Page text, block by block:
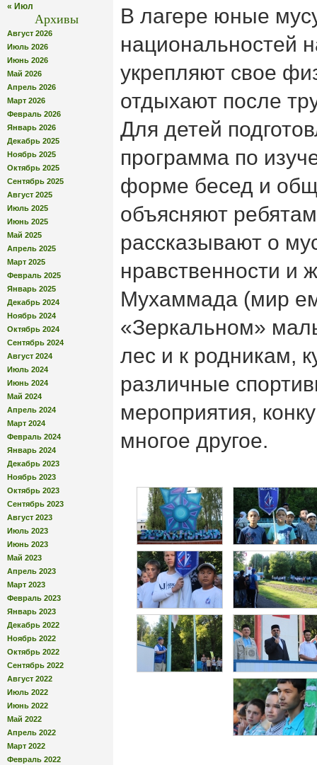
« Июл
Архивы
Август 2026
Июль 2026
Июнь 2026
Май 2026
Апрель 2026
Март 2026
Февраль 2026
Январь 2026
Декабрь 2025
Ноябрь 2025
Октябрь 2025
Сентябрь 2025
Август 2025
Июль 2025
Июнь 2025
Май 2025
Апрель 2025
Март 2025
Февраль 2025
Январь 2025
Декабрь 2024
Ноябрь 2024
Октябрь 2024
Сентябрь 2024
Август 2024
Июль 2024
Июнь 2024
Май 2024
Апрель 2024
Март 2024
Февраль 2024
Январь 2024
Декабрь 2023
Ноябрь 2023
Октябрь 2023
Сентябрь 2023
Август 2023
Июль 2023
Июнь 2023
Май 2023
Апрель 2023
Март 2023
Февраль 2023
Январь 2023
Декабрь 2022
Ноябрь 2022
Октябрь 2022
Сентябрь 2022
Август 2022
Июль 2022
Июнь 2022
Май 2022
Апрель 2022
Март 2022
Февраль 2022
В лагере юные
национальностей
укрепляют свое
отдыхают после
Для детей
программа по
форме бесед и
объясняют
рассказывают о
нравственности и
Мухаммада (мир
«Зеркальном»
лес и к родникам,
различные
мероприятия,
многое другое.